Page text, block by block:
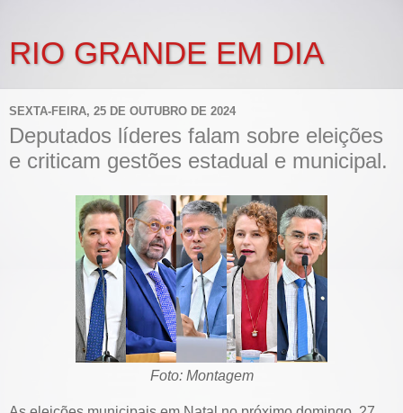
RIO GRANDE EM DIA
SEXTA-FEIRA, 25 DE OUTUBRO DE 2024
Deputados líderes falam sobre eleições
e criticam gestões estadual e municipal.
Foto: Montagem